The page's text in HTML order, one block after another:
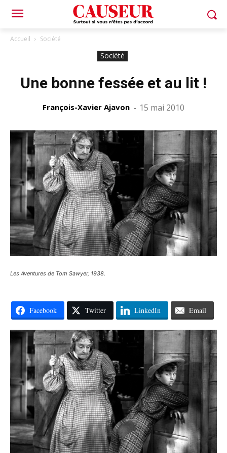
Accueil Société
Société
Une bonne fessée et au lit !
François-Xavier Ajavon - 15 mai 2010
Les Aventures de Tom Sawyer, 1938.
Facebook Twitter LinkedIn Email